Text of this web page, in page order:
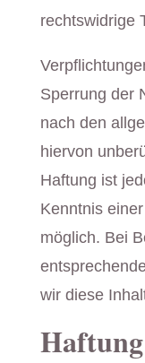
rechtswidrige
Sperrung der
nach den
hiervon
Haftung ist
Kenntnis
möglich. Bei
wir diese